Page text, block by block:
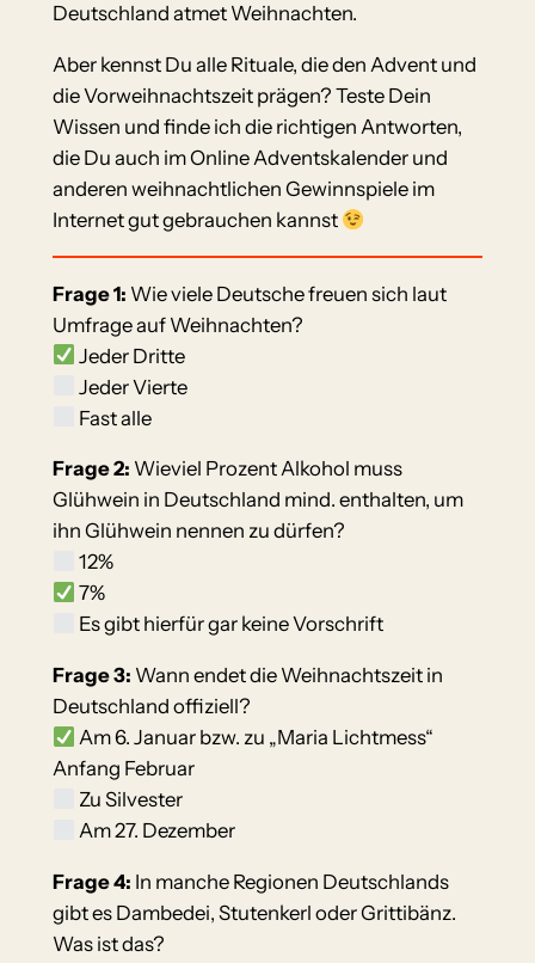
Deutschland atmet Weihnachten.
Aber kennst Du alle Rituale, die den Advent und
die Vorweihnachtszeit prägen? Teste Dein
Wissen und finde ich die richtigen Antworten,
die Du auch im Online Adventskalender und
anderen weihnachtlichen Gewinnspiele im
Internet gut gebrauchen kannst
Frage 1: Wie viele Deutsche freuen sich laut
Umfrage auf Weihnachten?
Jeder Dritte
Jeder Vierte
Fast alle
Frage 2: Wieviel Prozent Alkohol muss
Glühwein in Deutschland mind. enthalten, um
ihn Glühwein nennen zu dürfen?
12%
7%
Es gibt hierfür gar keine Vorschrift
Frage 3: Wann endet die Weihnachtszeit in
Deutschland offiziell?
Am 6. Januar bzw. zu „Maria Lichtmess“
Anfang Februar
Zu Silvester
Am 27. Dezember
Frage 4: In manche Regionen Deutschlands
gibt es Dambedei, Stutenkerl oder Grittibänz.
Was ist das?